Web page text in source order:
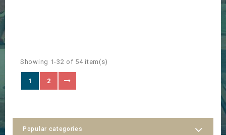
Showing 1-32 of 54 item(s)
1 2
Popular categories